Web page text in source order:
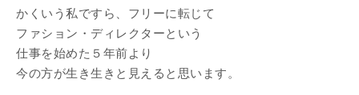
かくいう私ですら、フリーに転じて
ファション・ディレクターという
仕事を始めた５年前より
今の方が生き生きと見えると思います。